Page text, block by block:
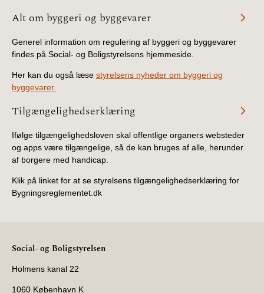
Alt om byggeri og byggevarer
Generel information om regulering af byggeri og byggevarer
findes på Social- og Boligstyrelsens hjemmeside.
Her kan du også læse styrelsens nyheder om byggeri og
byggevarer.
Tilgængelighedserklæring
Ifølge tilgængelighedsloven skal offentlige organers websteder
og apps være tilgængelige, så de kan bruges af alle, herunder
af borgere med handicap.
Klik på linket for at se styrelsens tilgængelighedserklæring for
Bygningsreglementet.dk
Social- og Boligstyrelsen
Holmens kanal 22
1060 København K